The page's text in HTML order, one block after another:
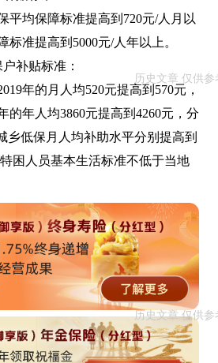
平均保障标准提高到720元/人月以
标准提高到5000元/人年以上。
补贴标准：
年的月人均520元提高到570元，
的年人均3860元提高到4260元，分
乡低保月人均补助水平分别提高到
困人员基本生活标准不低于当地